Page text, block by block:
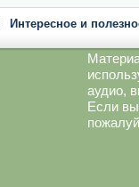
Интересное и
аудио,
Если вы